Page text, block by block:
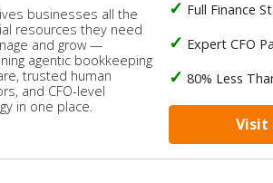
businesses all the
resources they need
and grow —
agentic bookkeeping
trusted human
and CFO-level
in one place.
Full Finance
Expert CFO
80% Less
Visit